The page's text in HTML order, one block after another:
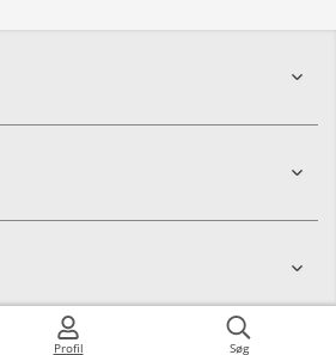
Profil Søg